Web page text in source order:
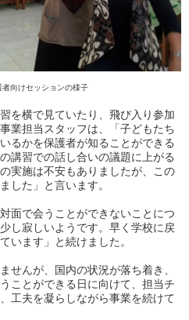
向けセッションの様子
を横で見ていたり、飛び入り参加
業担当スタッフは、「子どもたち
るかを保護者が知ることができる
講習での話し合いの議題に上がる
実施は不安もありましたが、この
した」と言います。
面で会うことができないことにつ
し寂しいようです。早く学校に戻
います」と続けました。
せんが、国内の状況が落ち着き、
ことができる日に向けて、担当チ
工夫を凝らしながら事業を続けて